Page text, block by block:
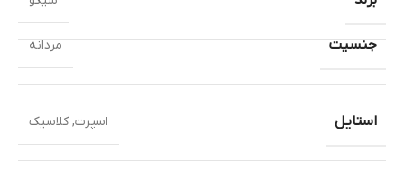
جنسیت مردانه
استایل اسپرت,کلاسیک